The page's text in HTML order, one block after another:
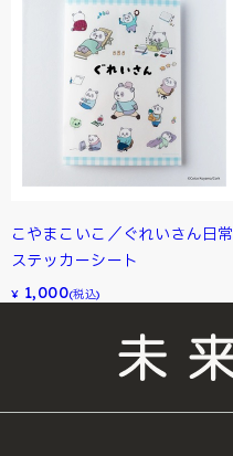
こやまこいこ／ぐれいさん日常
ステッカーシート
¥ 1,000(税込)